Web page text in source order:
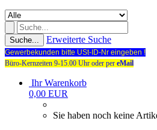
Suche... Erweiterte Suche
Gewerbekunden bitte USt-ID-Nr eingeben !
Büro-Kernzeiten 9-15.00 Uhr oder per eMail
Ihr Warenkorb
0,00 EUR
Sie haben noch keine